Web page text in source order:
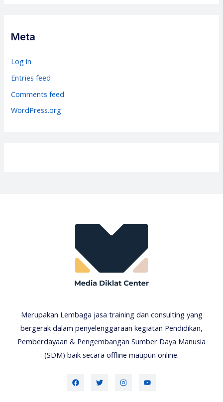
g
r
i
Meta
Log in
Entries feed
Comments feed
WordPress.org
Merupakan Lembaga jasa training dan consulting yang
bergerak dalam penyelenggaraan kegiatan Pendidikan,
Pemberdayaan & Pengembangan Sumber Daya Manusia
(SDM) baik secara offline maupun online.